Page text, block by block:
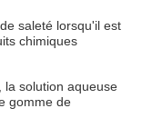
saleté lorsqu'il est
chimiques
la solution aqueuse
gomme de